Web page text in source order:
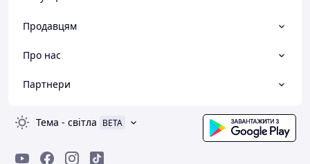
Продавцям
Про нас
Партнери
Тема - світла BETA